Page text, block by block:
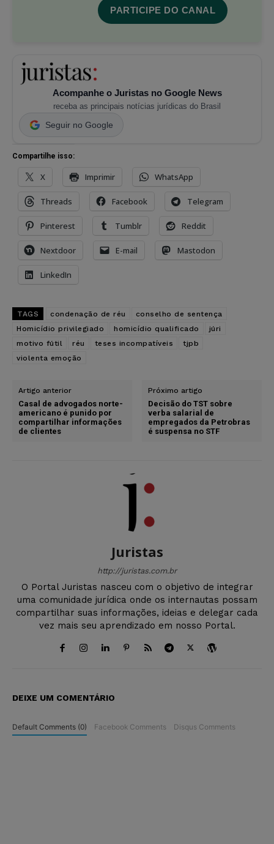
PARTICIPE DO CANAL
Acompanhe o Juristas no Google News
receba as principais notícias jurídicas do Brasil
Seguir no Google
Compartilhe isso:
X Imprimir WhatsApp
Threads Facebook Telegram
Pinterest Tumblr Reddit
Nextdoor E-mail Mastodon
LinkedIn
TAGS condenação de réu
conselho de sentença
Homicídio privilegiado
homicídio qualificado
júri
motivo fútil
réu teses incompatíveis
tjpb
violenta emoção
Artigo anterior
Casal de advogados norte-
americano é punido por
compartilhar informações
de clientes
Próximo artigo
Decisão do TST sobre
verba salarial de
empregados da Petrobras
é suspensa no STF
Juristas
http://juristas.com.br
O Portal Juristas nasceu com o objetivo de integrar
uma comunidade jurídica onde os internautas possam
compartilhar suas informações, ideias e delegar cada
vez mais seu aprendizado em nosso Portal.
DEIXE UM COMENTÁRIO
Default Comments (0) Facebook Comments Disqus Comments